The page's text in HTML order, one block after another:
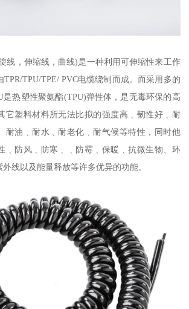
线，伸缩线，曲线)是一种利用可伸缩性来工作
TPU/TPE/ PVC电缆绕制而成。而采用多的
是热塑性聚氨酯(TPU)弹性体，是无毒环保的高
它塑料材料所无法比拟的强度高﹑韧性好﹑耐
耐油﹑耐水﹑耐老化﹑耐气候等特性，同时他
﹑防风﹑防寒﹑﹑防霉﹑保暖﹑抗微生物、环
线以及能量释放等许多优异的功能。